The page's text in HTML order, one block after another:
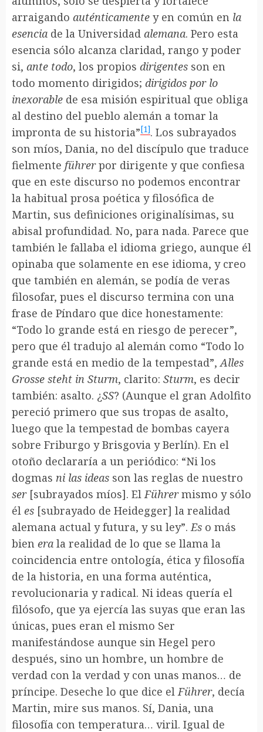
arraigando auténticamente y en común en la
esencia de la Universidad alemana. Pero esta
esencia sólo alcanza claridad, rango y poder
si, ante todo, los propios dirigentes son en
todo momento dirigidos; dirigidos por lo
inexorable de esa misión espiritual que obliga
al destino del pueblo alemán a tomar la
impronta de su historia”[1]. Los subrayados
son míos, Dania, no del discípulo que traduce
fielmente führerpor dirigente y que confiesa
que en este discurso no podemos encontrar
la habitual prosa poética y filosófica de
Martin, sus definiciones originalísimas, su
abisal profundidad. No, para nada. Parece que
también le fallaba el idioma griego, aunque él
opinaba que solamente en ese idioma, y creo
que también en alemán, se podía de veras
filosofar, pues el discurso termina con una
frase de Píndaro que dice honestamente:
“Todo lo grande está en riesgo de perecer”,
pero que él tradujo al alemán como “Todo lo
grande está en medio de la tempestad”,Alles
Grosse steht in Sturm, clarito: Sturm, es decir
también: asalto. ¿SS? (Aunque el gran Adolfito
pereció primero que sus tropas de asalto,
luego que la tempestad de bombas cayera
sobre Friburgo y Brisgovia y Berlín). En el
otoño declararía a un periódico: “Ni los
dogmas ni las ideas son las reglas de nuestro
ser [subrayados míos]. ElFührermismo y sólo
él es [subrayado de Heidegger] la realidad
alemana actual y futura, y su ley”.Es o más
bien era la realidad de lo que se llama la
coincidencia entre ontología, ética y filosofía
de la historia, en una forma auténtica,
revolucionaria y radical. Ni ideas quería el
filósofo, que ya ejercía las suyas que eran las
únicas, pues eran el mismo Ser
manifestándose aunque sin Hegel pero
después, sino un hombre, un hombre de
verdad con la verdad y con unas manos… de
príncipe. Deseche lo que dice elFührer, decía
Martin, mire sus manos. Sí, Dania, una
filosofía con temperatura… viril. Igual de